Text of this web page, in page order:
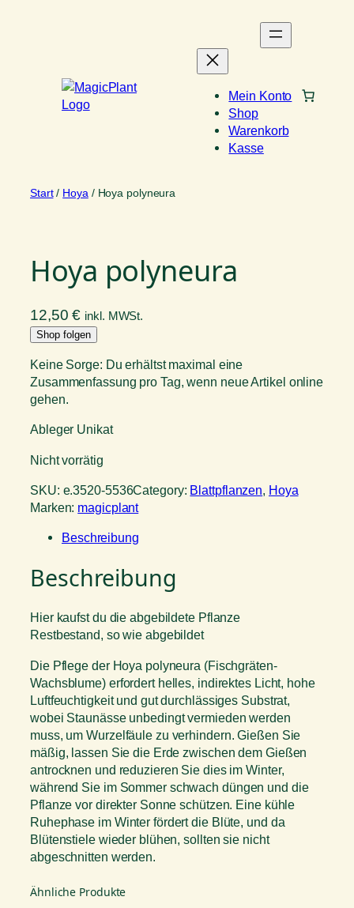
Mein Konto
Shop
Warenkorb
Kasse
Start/ Hoya / Hoya polyneura
Hoya polyneura
12,50€ inkl. MWSt.
Shop folgen
Keine Sorge: Du erhältst maximal eine
Zusammenfassung pro Tag, wenn neue Artikel online
gehen.
Ableger Unikat
Nicht vorrätig
SKU: e.3520-5536Category: Blattpflanzen, Hoya
Marken: magicplant
Beschreibung
Beschreibung
Hier kaufst du die abgebildete Pflanze
Restbestand, so wie abgebildet
Die Pflege der Hoya polyneura (Fischgräten-
Wachsblume) erfordert helles, indirektes Licht, hohe
Luftfeuchtigkeit und gut durchlässiges Substrat,
wobei Staunässe unbedingt vermieden werden
muss, um Wurzelfäule zu verhindern. Gießen Sie
mäßig, lassen Sie die Erde zwischen dem Gießen
antrocknen und reduzieren Sie dies im Winter,
während Sie im Sommer schwach düngen und die
Pflanze vor direkter Sonne schützen. Eine kühle
Ruhephase im Winter fördert die Blüte, und da
Blütenstiele wieder blühen, sollten sie nicht
abgeschnitten werden.
Ähnliche Produkte